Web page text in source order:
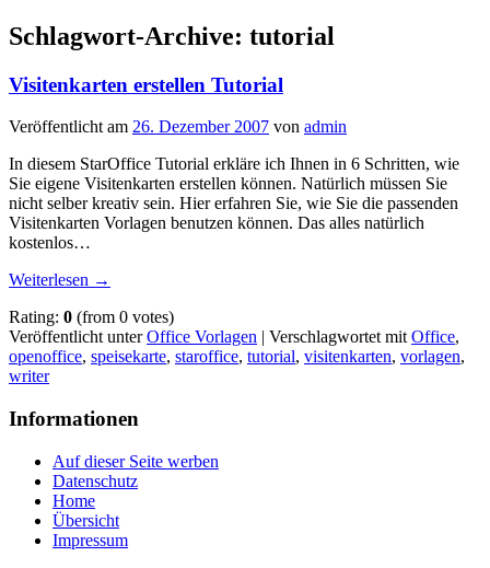
Schlagwort-Archive: tutorial
Visitenkarten erstellen Tutorial
Veröffentlicht am 26. Dezember 2007 von admin
In diesem StarOffice Tutorial erkläre ich Ihnen in 6 Schritten, wie
Sie eigene Visitenkarten erstellen können. Natürlich müssen Sie
nicht selber kreativ sein. Hier erfahren Sie, wie Sie die passenden
Visitenkarten Vorlagen benutzen können. Das alles natürlich
kostenlos…
Weiterlesen →
Rating: 0 (from 0 votes)
Veröffentlicht unter Office Vorlagen | Verschlagwortet mit Office,
openoffice, speisekarte, staroffice, tutorial, visitenkarten, vorlagen,
writer
Informationen
Auf dieser Seite werben
Datenschutz
Home
Übersicht
Impressum